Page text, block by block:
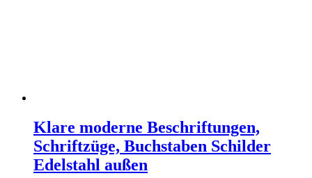
Klare moderne Beschriftungen,
Schriftzüge, Buchstaben Schilder
Edelstahl außen